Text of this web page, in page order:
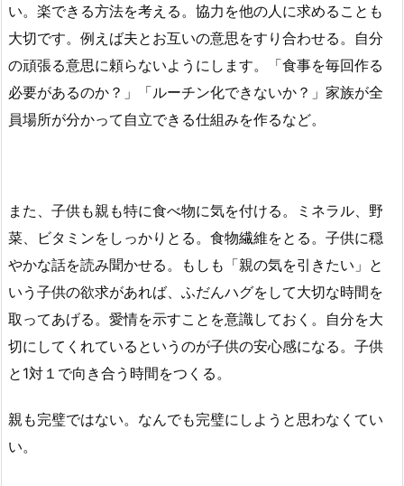
い。楽できる方法を考える。協力を他の人に求めることも
大切です。例えば夫とお互いの意思をすり合わせる。自分
の頑張る意思に頼らないようにします。「食事を毎回作る
必要があるのか？」「ルーチン化できないか？」家族が全
員場所が分かって自立できる仕組みを作るなど。
また、子供も親も特に食べ物に気を付ける。ミネラル、野
菜、ビタミンをしっかりとる。食物繊維をとる。子供に穏
やかな話を読み聞かせる。もしも「親の気を引きたい」と
いう子供の欲求があれば、ふだんハグをして大切な時間を
取ってあげる。愛情を示すことを意識しておく。自分を大
切にしてくれているというのが子供の安心感になる。子供
と1対１で向き合う時間をつくる。
親も完璧ではない。なんでも完璧にしようと思わなくてい
い。